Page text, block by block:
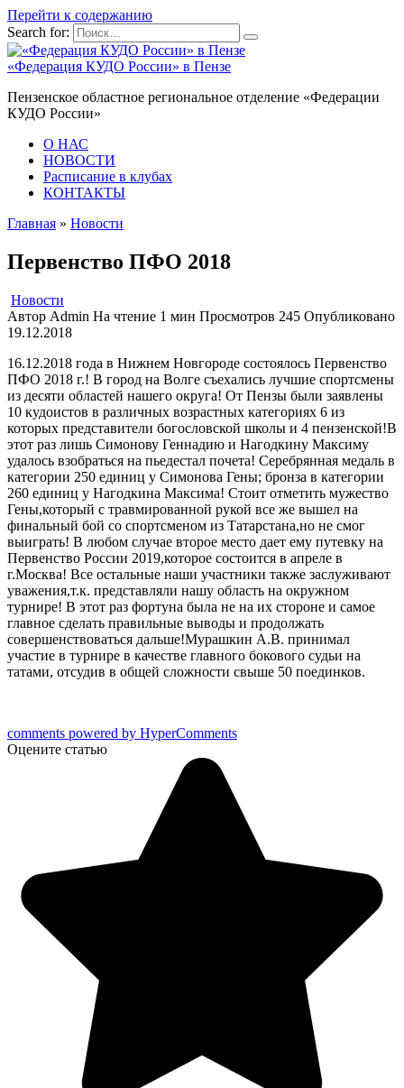
Перейти к содержанию
Search for:
«Федерация КУДО России» в Пензе
Пензенское областное региональное отделение «Федерации
КУДО России»
О НАС
НОВОСТИ
Расписание в клубах
КОНТАКТЫ
Главная » Новости
Первенство ПФО 2018
Новости
Автор Admin На чтение 1 мин Просмотров 245 Опубликовано
19.12.2018
16.12.2018 года в Нижнем Новгороде состоялось Первенство
ПФО 2018 г.! В город на Волге съехались лучшие спортсмены
из десяти областей нашего округа! От Пензы были заявлены
10 кудоистов в различных возрастных категориях 6 из
которых представители богословской школы и 4 пензенской!В
этот раз лишь Симонову Геннадию и Нагодкину Максиму
удалось взобраться на пьедестал почета! Серебрянная медаль в
категории 250 единиц у Симонова Гены; бронза в категории
260 единиц у Нагодкина Максима! Стоит отметить мужество
Гены,который с травмированной рукой все же вышел на
финальный бой со спортсменом из Татарстана,но не смог
выиграть! В любом случае второе место дает ему путевку на
Первенство России 2019,которое состоится в апреле в
г.Москва! Все остальные наши участники также заслуживают
уважения,т.к. представляли нашу область на окружном
турнире! В этот раз фортуна была не на их стороне и самое
главное сделать правильные выводы и продолжать
совершенствоваться дальше!Мурашкин А.В. принимал
участие в турнире в качестве главного бокового судьи на
татами, отсудив в общей сложности свыше 50 поединков.
comments powered by HyperComments
Оцените статью